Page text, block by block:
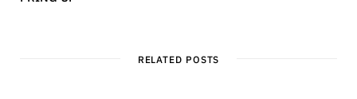
RELATED POSTS